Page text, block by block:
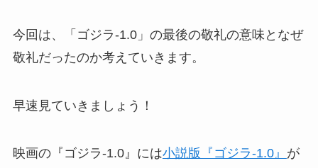
今回は、「ゴジラ-1.0」の最後の敬礼の意味となぜ
敬礼だったのか考えていきます。
早速見ていきましょう！
映画の『ゴジラ-1.0』には小説版『ゴジラ-1.0』 が